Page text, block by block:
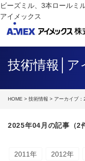
ビーズミル、3本ロールミ
アイメックス
技術情報│ア
HOME > 技術情報 > アーカイブ：
2025年04月の記事（2
2011年 2012年